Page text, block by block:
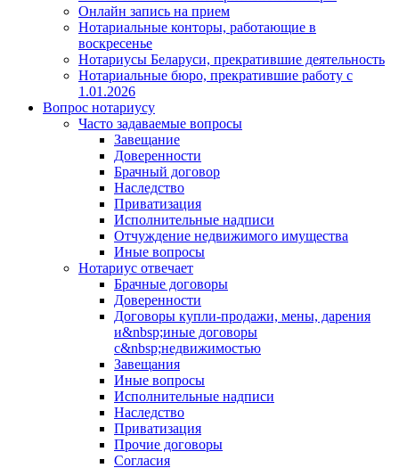
Онлайн запись на прием
Нотариальные конторы, работающие в
воскресенье
Нотариусы Беларуси, прекратившие деятельность
Нотариальные бюро, прекратившие работу с
1.01.2026
Вопрос нотариусу
Часто задаваемые вопросы
Завещание
Доверенности
Брачный договор
Наследство
Приватизация
Исполнительные надписи
Отчуждение недвижимого имущества
Иные вопросы
Нотариус отвечает
Брачные договоры
Доверенности
Договоры купли-продажи, мены, дарения
и&nbsp;иные договоры
с&nbsp;недвижимостью
Завещания
Иные вопросы
Исполнительные надписи
Наследство
Приватизация
Прочие договоры
Согласия